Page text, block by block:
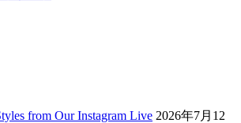
from Our Instagram Live 2026年7月12